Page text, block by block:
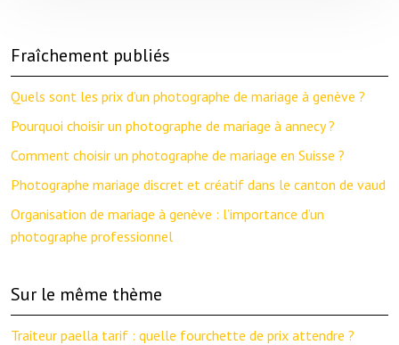
Fraîchement publiés
Quels sont les prix d’un photographe de mariage à genève ?
Pourquoi choisir un photographe de mariage à annecy ?
Comment choisir un photographe de mariage en Suisse ?
Photographe mariage discret et créatif dans le canton de vaud
Organisation de mariage à genève : l’importance d’un
photographe professionnel
Sur le même thème
Traiteur paella tarif : quelle fourchette de prix attendre ?